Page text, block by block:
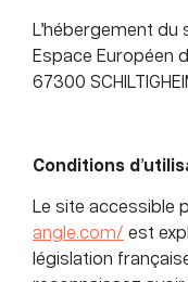
L’hébergement du
Espace Européen
67300
Conditions d ’
Le site accessible
angle.com/ est
législation